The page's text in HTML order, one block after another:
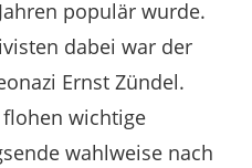
populär wurde.
dabei war der
Ernst Zündel.
flohen wichtige
wahlweise nach